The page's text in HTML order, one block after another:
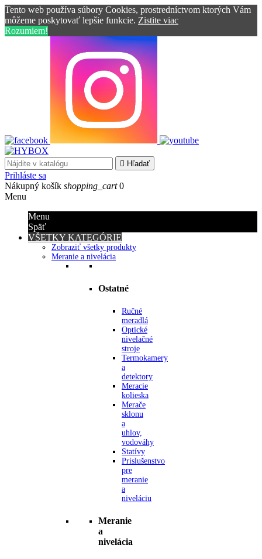
Tento web používa súbory Cookies, prostredníctvom ktorých Vám
môžeme poskytovať lepšie funkcie. Zistite viac
Rozumiem!
 Hľadať
Prihláste sa
Nákupný košík shopping_cart 0
Menu
Menu
Späť
VŠETKY KATEGÓRIE
Zobraziť všetky produkty
Meranie a nivelácia
Ostatné
Ručné
meradlá
Optické
nivelačné
stroje
Termokamery
a
detektory
Meracie
kolieska
Merače
sklonu
a
uhlov,
vodováhy
Statívy
Príslušenstvo
pre
meranie
a
niveláciu
Meranie
a
nivelácia